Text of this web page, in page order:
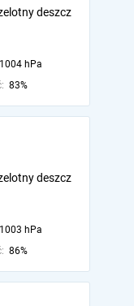
deszcz
1004 hPa
83%
deszcz
1003 hPa
86%